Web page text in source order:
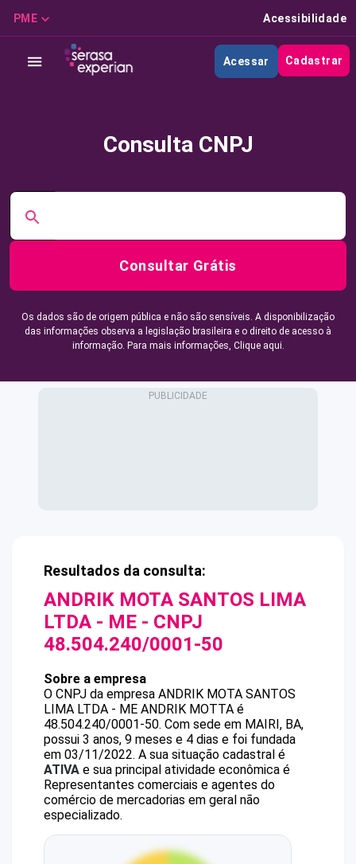
PME Acessibilidade
Acessar Cadastrar
Consulta CNPJ
Consultar Grátis
Os dados são de origem pública e não são sensíveis. A disponibilização
das informações observa a legislação brasileira e o direito de acesso à
informação. Para mais informações, Clique aqui.
Resultados da consulta:
ANDRIK MOTA SANTOS LIMA
LTDA - ME - CNPJ
48.504.240/0001-50
Sobre a empresa
O CNPJ da empresa ANDRIK MOTA SANTOS
LIMA LTDA - ME ANDRIK MOTTA é
48.504.240/0001-50. Com sede em MAIRI, BA,
possui 3 anos, 9 meses e 4 dias e foi fundada
em 03/11/2022. A sua situação cadastral é
ATIVA e sua principal atividade econômica é
Representantes comerciais e agentes do
comércio de mercadorias em geral não
especializado.